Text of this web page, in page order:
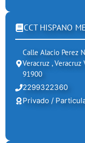
CCT HISPANO
Calle Alacio Perez
Veracruz , Veracruz
91900
2299322360
Privado /